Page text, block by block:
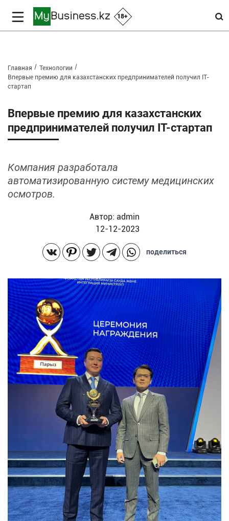
18+
Главная
Технологии
Впервые премию для казахстанских предпринимателей получил IT-
стартап
Впервые премию для казахстанских
предпринимателей получил IT-стартап
Компания разработала
автоматизированную систему медицинских
осмотров.
поделиться
Автор: admin
12-12-2023